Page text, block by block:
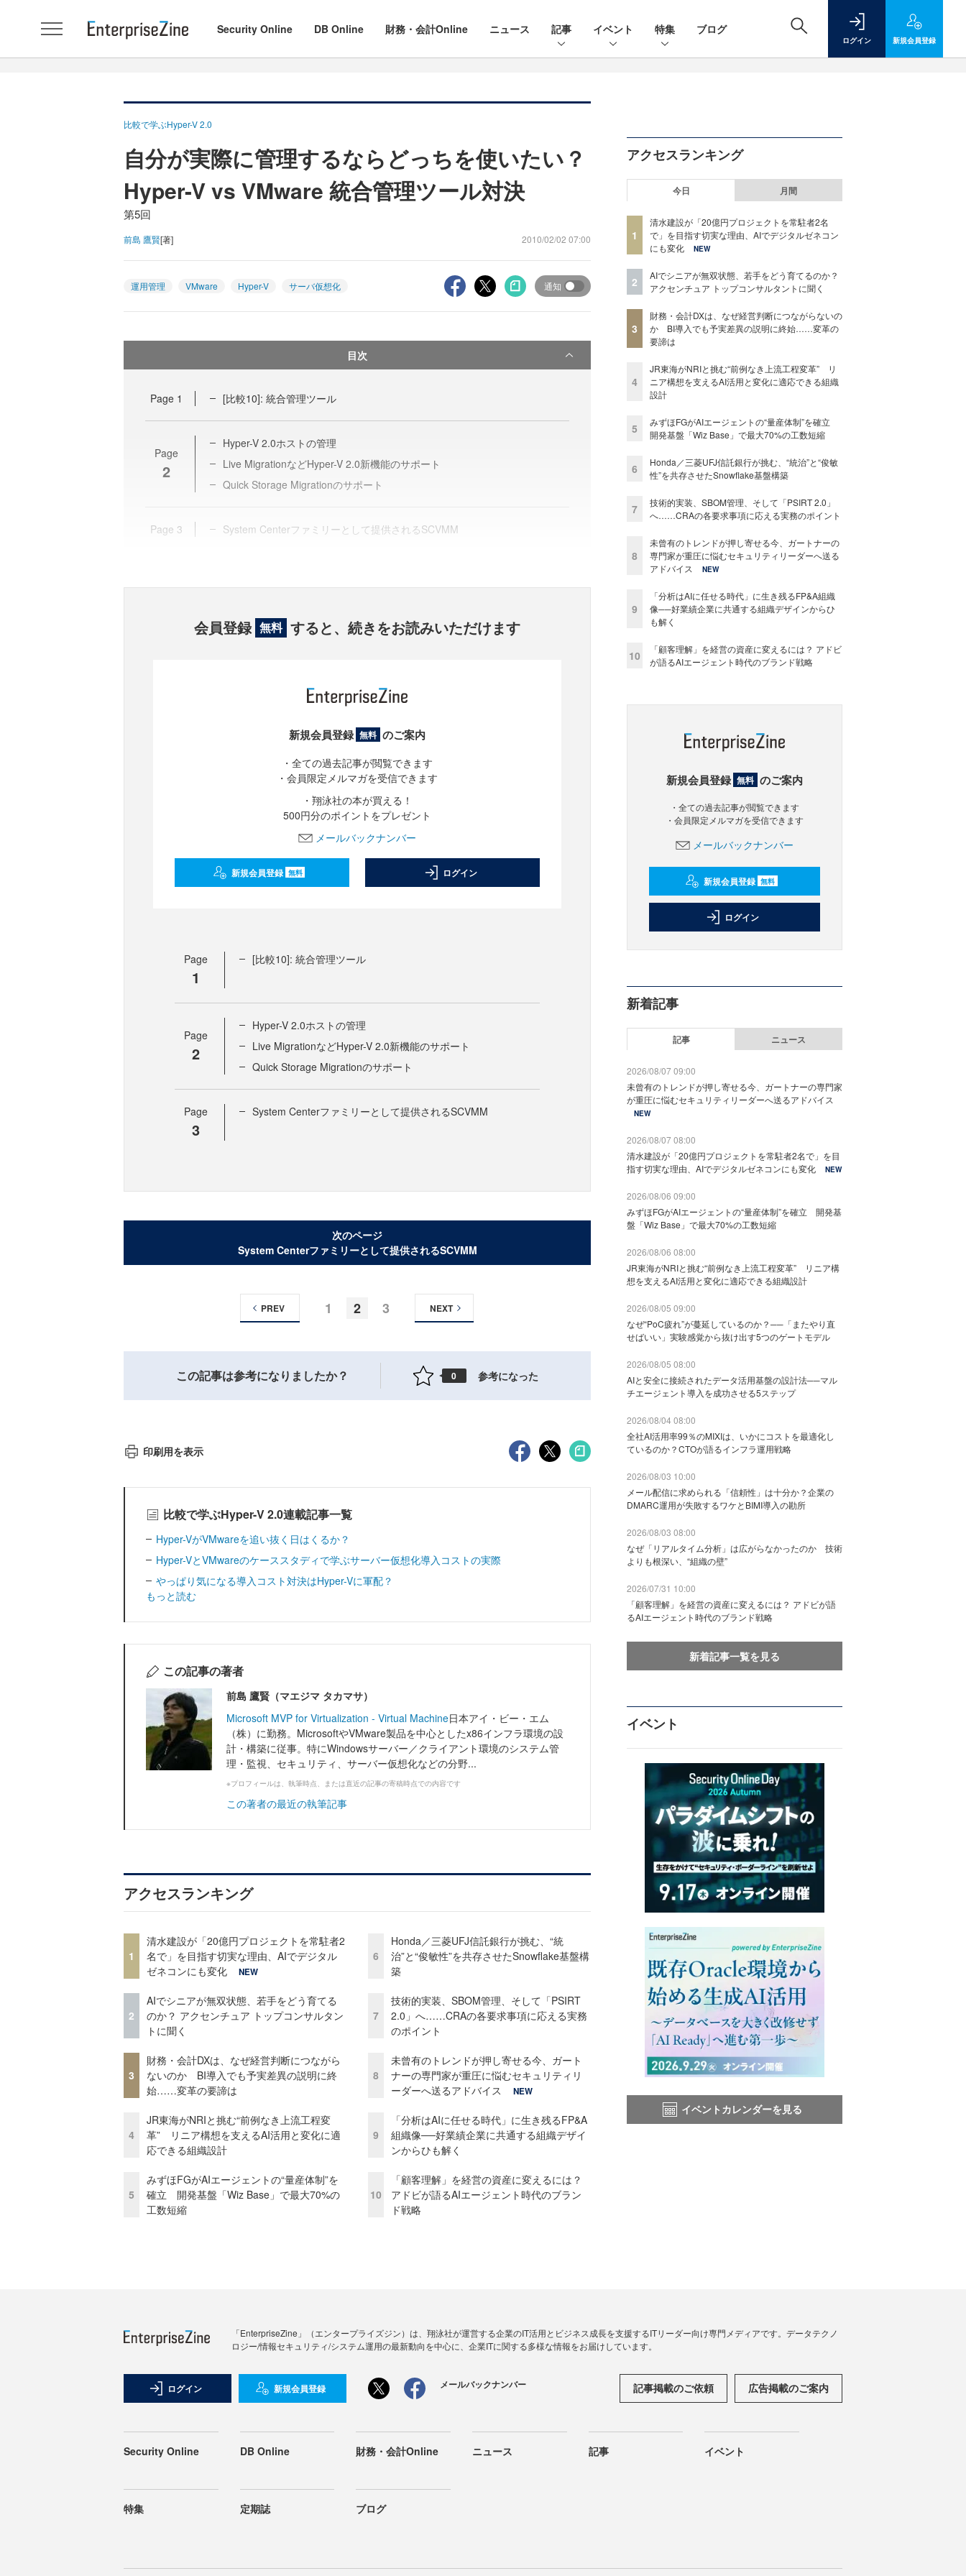
Security Online DB Online 財務・会計Online ニュース 記事 イベント 特集 ブログ
ログイン 新規会員登録
比較で学ぶHyper-V 2.0
自分が実際に管理するならどっちを使いたい？
Hyper-V vs VMware 統合管理ツール対決
第5回
前島 鷹賢[著] 2010/02/02 07:00
運用管理 VMware Hyper-V サーバ仮想化 通知
目次
Page 1 [比較10]: 統合管理ツール
Page
2
Hyper-V 2.0ホストの管理
Live MigrationなどHyper-V 2.0新機能のサポート
Quick Storage Migrationのサポート
Page 3 System Centerファミリーとして提供されるSCVMM
会員登録 無料 すると、続きをお読みいただけます
新規会員登録 無料 のご案内
・全ての過去記事が閲覧できます
・会員限定メルマガを受信できます
・翔泳社の本が買える！
500円分のポイントをプレゼント
メールバックナンバー
新規会員登録 無料 ログイン
Page
1
[比較10]: 統合管理ツール
Page
2
Hyper-V 2.0ホストの管理
Live MigrationなどHyper-V 2.0新機能のサポート
Quick Storage Migrationのサポート
Page
3
System Centerファミリーとして提供されるSCVMM
次のページ
System Centerファミリーとして提供されるSCVMM
1 2 3
PREV NEXT
この記事は参考になりましたか？ 0 参考になった
印刷用を表示
比較で学ぶHyper-V 2.0連載記事一覧
Hyper-VがVMwareを追い抜く日はくるか？
Hyper-VとVMwareのケーススタディで学ぶサーバー仮想化導入コストの実際
やっぱり気になる導入コスト対決はHyper-Vに軍配？
もっと読む
この記事の著者
前島 鷹賢（マエジマ タカマサ）
Microsoft MVP for Virtualization - Virtual Machine日本アイ・ビー・エム
（株）に勤務。MicrosoftやVMware製品を中心としたx86インフラ環境の設
計・構築に従事。特にWindowsサーバー／クライアント環境のシステム管
理・監視、セキュリティ、サーバー仮想化などの分野...
※プロフィールは、執筆時点、または直近の記事の寄稿時点での内容です
この著者の最近の執筆記事
アクセスランキング
1
清水建設が「20億円プロジェクトを常駐者2
名で」を目指す切実な理由、AIでデジタル
ゼネコンにも変化
NEW
2
AIでシニアが無双状態、若手をどう育てる
のか？ アクセンチュア トップコンサルタン
トに聞く
3
財務・会計DXは、なぜ経営判断につながら
ないのか BI導入でも予実差異の説明に終
始……変革の要諦は
4
JR東海がNRIと挑む“前例なき上流工程変
革” リニア構想を支えるAI活用と変化に適
応できる組織設計
5
みずほFGがAIエージェントの“量産体制”を
確立 開発基盤「Wiz Base」で最大70%の
工数短縮
6
Honda／三菱UFJ信託銀行が挑む、“統
治”と“俊敏性”を共存させたSnowflake基盤構
築
7
技術的実装、SBOM管理、そして「PSIRT
2.0」へ……CRAの各要求事項に応える実務
のポイント
8
未曾有のトレンドが押し寄せる今、ガート
ナーの専門家が重圧に悩むセキュリティリ
ーダーへ送るアドバイス
NEW
9
「分析はAIに任せる時代」に生き残るFP&A
組織像──好業績企業に共通する組織デザイ
ンからひも解く
10
「顧客理解」を経営の資産に変えるには？
アドビが語るAIエージェント時代のブラン
ド戦略
アクセスランキング
今日 月間
1
清水建設が「20億円プロジェクトを常駐者2名
で」を目指す切実な理由、AIでデジタルゼネコン
にも変化
NEW
2
AIでシニアが無双状態、若手をどう育てるのか？
アクセンチュア トップコンサルタントに聞く
3
財務・会計DXは、なぜ経営判断につながらないの
か BI導入でも予実差異の説明に終始……変革の
要諦は
4
JR東海がNRIと挑む“前例なき上流工程変革” リ
ニア構想を支えるAI活用と変化に適応できる組織
設計
5
みずほFGがAIエージェントの“量産体制”を確立
開発基盤「Wiz Base」で最大70%の工数短縮
6
Honda／三菱UFJ信託銀行が挑む、“統治”と“俊敏
性”を共存させたSnowflake基盤構築
7
技術的実装、SBOM管理、そして「PSIRT 2.0」
へ……CRAの各要求事項に応える実務のポイント
8
未曾有のトレンドが押し寄せる今、ガートナーの
専門家が重圧に悩むセキュリティリーダーへ送る
アドバイス
NEW
9
「分析はAIに任せる時代」に生き残るFP&A組織
像──好業績企業に共通する組織デザインからひ
も解く
10
「顧客理解」を経営の資産に変えるには？ アドビ
が語るAIエージェント時代のブランド戦略
新規会員登録 無料 のご案内
・全ての過去記事が閲覧できます
・会員限定メルマガを受信できます
メールバックナンバー
新規会員登録 無料
ログイン
新着記事
記事 ニュース
2026/08/07 09:00
未曾有のトレンドが押し寄せる今、ガートナーの専門家
が重圧に悩むセキュリティリーダーへ送るアドバイス
NEW
2026/08/07 08:00
清水建設が「20億円プロジェクトを常駐者2名で」を目
指す切実な理由、AIでデジタルゼネコンにも変化
NEW
2026/08/06 09:00
みずほFGがAIエージェントの“量産体制”を確立 開発基
盤「Wiz Base」で最大70%の工数短縮
2026/08/06 08:00
JR東海がNRIと挑む“前例なき上流工程変革” リニア構
想を支えるAI活用と変化に適応できる組織設計
2026/08/05 09:00
なぜ“PoC疲れ”が蔓延しているのか？──「またやり直
せばいい」実験感覚から抜け出す5つのゲートモデル
2026/08/05 08:00
AIと安全に接続されたデータ活用基盤の設計法──マル
チエージェント導入を成功させる5ステップ
2026/08/04 08:00
全社AI活用率99％のMIXIは、いかにコストを最適化し
ているのか？CTOが語るインフラ運用戦略
2026/08/03 10:00
メール配信に求められる「信頼性」は十分か？企業の
DMARC運用が失敗するワケとBIMI導入の勘所
2026/08/03 08:00
なぜ「リアルタイム分析」は広がらなかったのか 技術
よりも根深い、“組織の壁”
2026/07/31 10:00
「顧客理解」を経営の資産に変えるには？ アドビが語
るAIエージェント時代のブランド戦略
新着記事一覧を見る
イベント
イベントカレンダーを見る
「EnterpriseZine」（エンタープライズジン）は、翔泳社が運営する企業のIT活用とビジネス成長を支援するITリーダー向け専門メディアです。データテクノ
ロジー/情報セキュリティ/システム運用の最新動向を中心に、企業ITに関する多様な情報をお届けしています。
ログイン 新規会員登録 メールバックナンバー 記事掲載のご依頼 広告掲載のご案内
Security Online DB Online 財務・会計Online ニュース 記事 イベント
特集 定期誌 ブログ